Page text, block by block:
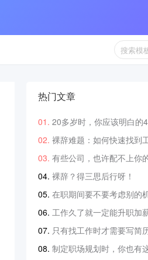
热门文章
20多岁时，你应该明白的
裸辞难题：如何快速找到
有些公司，也许配不上你
裸辞？得三思后行呀！
在职期间要不要考虑别的
工作久了就一定能升职加
只有找工作时才需要写简
制定职场规划时，你也有